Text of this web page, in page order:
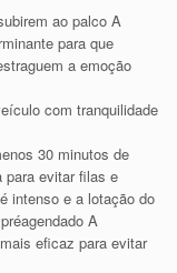
ao palco A
para que
a emoção
com tranquilidade
30 minutos de
para evitar filas e
intenso e a lotação do
A
eficaz para evitar